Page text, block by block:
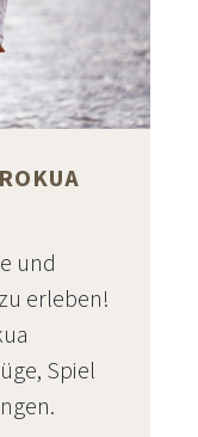
und
erleben!
Spiel